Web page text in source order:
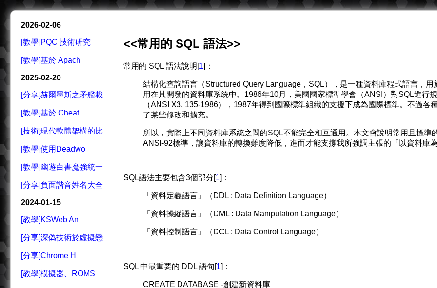
2026-02-06
[教學]PQC 技術研究
[教學]基於 Apach
2025-02-20
[分享]赫爾墨斯之矛艦載
[教學]基於 Cheat
[技術]現代軟體架構的比
[教學]使用Deadwo
[教學]幽遊白書魔強統一
[分享]負面諧音姓名大全
2024-01-15
[教學]KSWeb An
[分享]深偽技術於虛擬戀
[分享]Chrome H
[教學]模擬器、ROMS
<<常用的 SQL 語法>>
常用的 SQL 語法說明[1]：
結構化查詢語言（Structured Query Language，SQL），是一種資料庫程式語言，
用在其開發的資料庫系統中。1986年10月，美國國家標準學會（ANSI）對SQL進行
（ANSI X3. 135-1986），1987年得到國際標準組織的支援下成為國際標準。不過
了某些修改和擴充。
所以，實際上不同資料庫系統之間的SQL不能完全相互通用。本文會說明常用且標
ANSI-92標準，讓資料庫的轉換難度降低，進而才能支撐我所強調主張的「以資料庫
SQL語法主要包含3個部分[1]：
「資料定義語言」（DDL : Data Definition Language）
「資料操縱語言」（DML : Data Manipulation Language）
「資料控制語言」（DCL : Data Control Language）
SQL 中最重要的 DDL 語句[1]：
CREATE DATABASE -創建新資料庫